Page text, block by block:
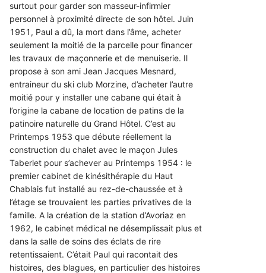
surtout pour garder son masseur-infirmier
personnel à proximité directe de son hôtel. Juin
1951, Paul a dû, la mort dans l’âme, acheter
seulement la moitié de la parcelle pour financer
les travaux de maçonnerie et de menuiserie. Il
propose à son ami Jean Jacques Mesnard,
entraineur du ski club Morzine, d’acheter l’autre
moitié pour y installer une cabane qui était à
l’origine la cabane de location de patins de la
patinoire naturelle du Grand Hôtel. C’est au
Printemps 1953 que débute réellement la
construction du chalet avec le maçon Jules
Taberlet pour s’achever au Printemps 1954 : le
premier cabinet de kinésithérapie du Haut
Chablais fut installé au rez-de-chaussée et à
l’étage se trouvaient les parties privatives de la
famille. A la création de la station d’Avoriaz en
1962, le cabinet médical ne désemplissait plus et
dans la salle de soins des éclats de rire
retentissaient. C’était Paul qui racontait des
histoires, des blagues, en particulier des histoires